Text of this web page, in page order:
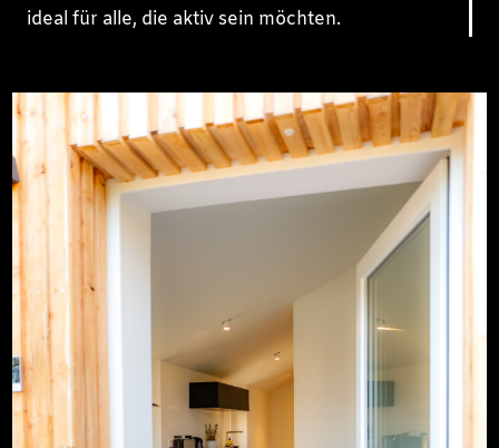
ideal für alle, die aktiv sein möchten.